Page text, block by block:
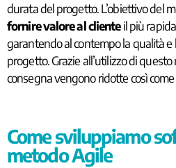
durata del progetto. L’obiettivo del
fornire valore al clienteil più
garantendo al contempo la qualità
progetto. Grazie all’utilizzo di
consegna vengono ridotte così
Come sviluppiamo
metodo Agile